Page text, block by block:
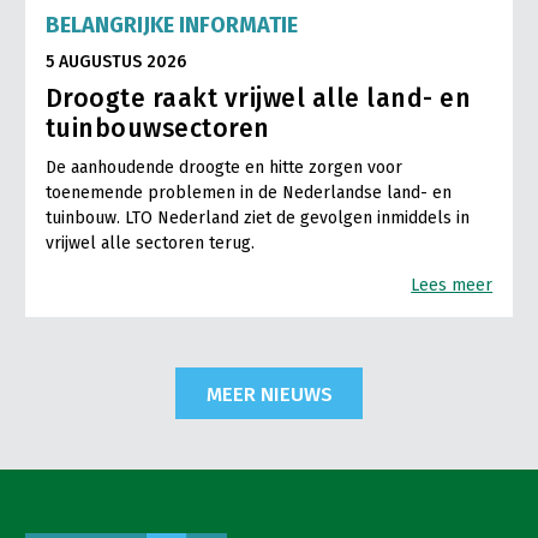
BELANGRIJKE INFORMATIE
5 AUGUSTUS 2026
Droogte raakt vrijwel alle land- en
tuinbouwsectoren
De aanhoudende droogte en hitte zorgen voor
toenemende problemen in de Nederlandse land- en
tuinbouw. LTO Nederland ziet de gevolgen inmiddels in
vrijwel alle sectoren terug.
Lees meer
MEER NIEUWS